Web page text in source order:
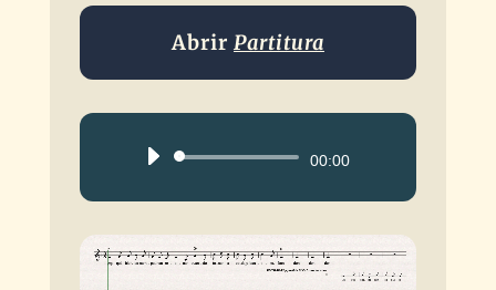
Abrir Partitura
Reproductor00:00